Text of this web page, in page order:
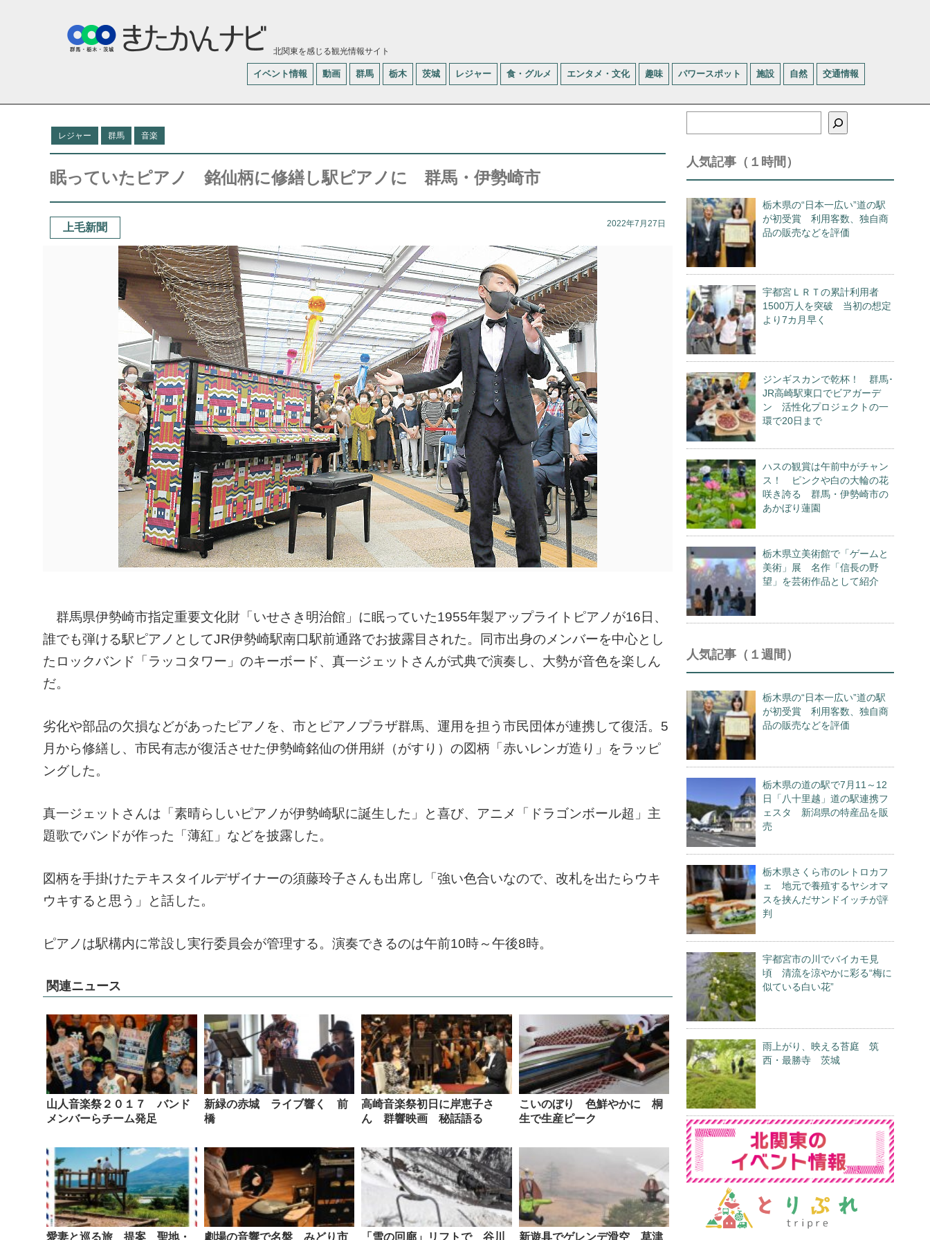
北関東を感じる観光情報サイト
イベント情報 動画 群馬 栃木 茨城 レジャー 食・グルメ エンタメ・文化 趣味 パワースポット 施設 自然 交通情報
レジャー 群馬 音楽
眠っていたピアノ 銘仙柄に修繕し駅ピアノに 群馬・伊勢崎市
上毛新聞 2022年7月27日
群馬県伊勢崎市指定重要文化財「いせさき明治館」に眠っていた1955年製アップライトピアノが16日、
誰でも弾ける駅ピアノとしてJR伊勢崎駅南口駅前通路でお披露目された。同市出身のメンバーを中心とし
たロックバンド「ラッコタワー」のキーボード、真一ジェットさんが式典で演奏し、大勢が音色を楽しん
だ。
劣化や部品の欠損などがあったピアノを、市とピアノプラザ群馬、運用を担う市民団体が連携して復活。5
月から修繕し、市民有志が復活させた伊勢崎銘仙の併用絣（がすり）の図柄「赤いレンガ造り」をラッピ
ングした。
真一ジェットさんは「素晴らしいピアノが伊勢崎駅に誕生した」と喜び、アニメ「ドラゴンボール超」主
題歌でバンドが作った「薄紅」などを披露した。
図柄を手掛けたテキスタイルデザイナーの須藤玲子さんも出席し「強い色合いなので、改札を出たらウキ
ウキすると思う」と話した。
ピアノは駅構内に常設し実行委員会が管理する。演奏できるのは午前10時～午後8時。
関連ニュース
山人音楽祭２０１７ バンド
メンバーらチーム発足
新緑の赤城 ライブ響く 前
橋
高崎音楽祭初日に岸恵子さ
ん 群響映画 秘話語る
こいのぼり 色鮮やかに 桐
生で生産ピーク
愛妻と巡る旅 提案 聖地・ 劇場の音響で名盤 みどり市 「雪の回廊」リフトで 谷川 新遊具でゲレンデ滑空 草津
索
人気記事（１時間）
栃木県の“日本一広い”道の駅
が初受賞 利用客数、独自商
品の販売などを評価
宇都宮ＬＲＴの累計利用者
1500万人を突破 当初の想定
より7カ月早く
ジンギスカンで乾杯！ 群馬･
JR高崎駅東口でビアガーデ
ン 活性化プロジェクトの一
環で20日まで
ハスの観賞は午前中がチャン
ス！ ピンクや白の大輪の花
咲き誇る 群馬・伊勢崎市の
あかぼり蓮園
栃木県立美術館で「ゲームと
美術」展 名作「信長の野
望」を芸術作品として紹介
人気記事（１週間）
栃木県の“日本一広い”道の駅
が初受賞 利用客数、独自商
品の販売などを評価
栃木県の道の駅で7月11～12
日「八十里越」道の駅連携フ
ェスタ 新潟県の特産品を販
売
栃木県さくら市のレトロカフ
ェ 地元で養殖するヤシオマ
スを挟んだサンドイッチが評
判
宇都宮市の川でバイカモ見
頃 清流を涼やかに彩る“梅に
似ている白い花”
雨上がり、映える苔庭 筑
西・最勝寺 茨城